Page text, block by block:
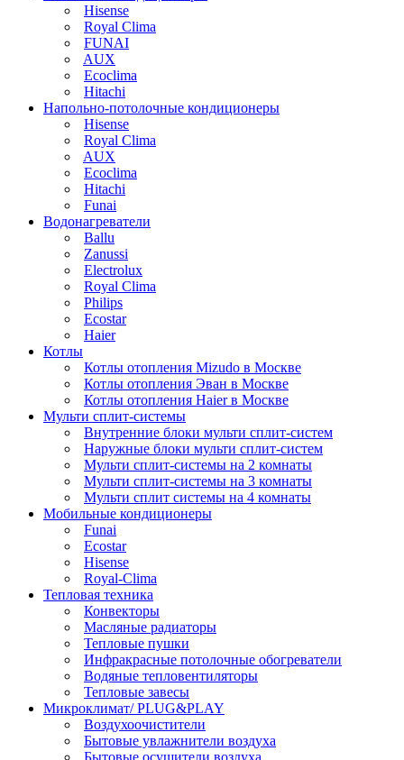
Hisense
Royal Clima
FUNAI
AUX
Ecoclima
Hitachi
Напольно-потолочные кондиционеры
Hisense
Royal Clima
AUX
Ecoclima
Hitachi
Funai
Водонагреватели
Ballu
Zanussi
Electrolux
Royal Clima
Philips
Ecostar
Haier
Котлы
Котлы отопления Mizudo в Москве
Котлы отопления Эван в Москве
Котлы отопления Haier в Москве
Мульти сплит-системы
Внутренние блоки мульти сплит-систем
Наружные блоки мульти сплит-систем
Мульти сплит-системы на 2 комнаты
Мульти сплит-системы на 3 комнаты
Мульти сплит системы на 4 комнаты
Мобильные кондиционеры
Funai
Ecostar
Hisense
Royal-Clima
Тепловая техника
Конвекторы
Масляные радиаторы
Тепловые пушки
Инфракрасные потолочные обогреватели
Водяные тепловентиляторы
Тепловые завесы
Микроклимат/ PLUG&PLAY
Воздухоочистители
Бытовые увлажнители воздуха